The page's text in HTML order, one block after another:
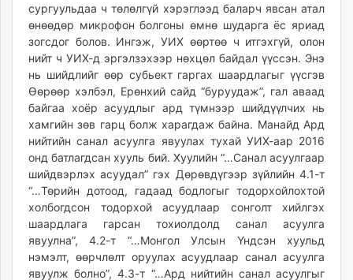
сургуульдаа ч төлөлгүй хэрэглээд баларч явсан атал
өнөөдөр микрофон болгоны өмнө шударга ёс яриад
зогсдог болов. Ингэж, УИХ өөртөө ч итгэхгүй, олон
нийт ч УИХ-д эргэлзэхээр нөхцөл байдал үүссэн. Энэ
нь шийдлийг өөр субьект гаргах шаардлагыг үүсгэв
Өөрөөр хэлбэл, Ерөнхий сайд “буруудаж”, гал аваад
байгаа хоёр асуудлыг ард түмнээр шийдүүлчих нь
хамгийн зөв гарц болж харагдаж байна. Манайд Ард
нийтийн санал асуулга явуулах тухай УИХ-аар 2016
онд батлагдсан хууль бий. Хуулийн “…Санал асуулгаар
шийдвэрлэх асуудал” гэх Дөрөвдүгээр зүйлийн 4.1-т
“…Төрийн дотоод, гадаад бодлогыг тодорхойлохтой
холбогдсон тодорхой асуудлаар сонголт хийлгэх
шаардлага гарсан тохиолдолд санал асуулга
явуулна”, 4.2-т “…Монгол Улсын Үндсэн хуульд
нэмэлт, өөрчлөлт оруулах асуудлаар санал асуулга
явуулж болно”, 4.3-т “…Ард нийтийн санал асуулгыг